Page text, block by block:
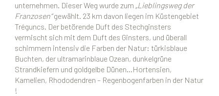
unternehmen. Dieser Weg wurde zum „Lieblingsweg der
Franzosen“gewählt. 23 km davon liegen im Küstengebiet
Tréguncs. Der betörende Duft des Stechginsters
vermischt sich mit dem Duft des Ginsters, und überall
schimmern intensiv die Farben der Natur: türkisblaue
Buchten, der ultramarinblaue Ozean, dunkelgrüne
Strandkiefern und goldgelbe Dünen…Hortensien,
Kamelien, Rhododendren – Regenbogenfarben in der Natur
!